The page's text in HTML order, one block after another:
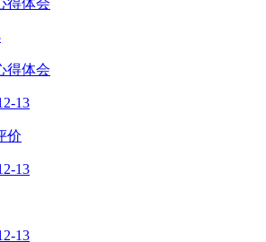
得体会
得体会
13
价
13
13